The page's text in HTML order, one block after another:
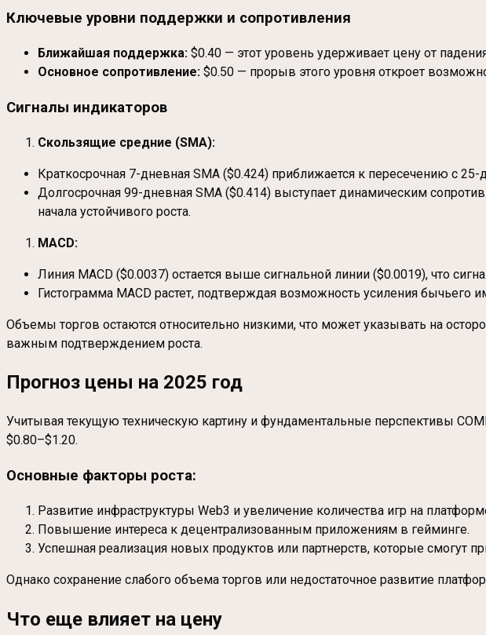
Ключевые уровни поддержки и сопротивления
Ближайшая поддержка: $0.40 — этот уровень удерживает цену от
Основное сопротивление: $0.50 — прорыв этого уровня откроет
Сигналы индикаторов
Скользящие средние (SMA):
Краткосрочная 7-дневная SMA ($0.424) приближается к пересечению с
Долгосрочная 99-дневная SMA ($0.414) выступает динамическим
начала устойчивого роста.
MACD:
Линия MACD ($0.0037) остается выше сигнальной линии ($0.0019), что
Гистограмма MACD растет, подтверждая возможность усиления бычьего
Объемы торгов остаются относительно низкими, что может указывать на
важным подтверждением роста.
Прогноз цены на 2025 год
Учитывая текущую техническую картину и фундаментальные перспективы
$0.80–$1.20.
Основные факторы роста:
Развитие инфраструктуры Web3 и увеличение количества игр на
Повышение интереса к децентрализованным приложениям в гейминге.
Успешная реализация новых продуктов или партнерств, которые смогут
Однако сохранение слабого объема торгов или недостаточное развитие
Что еще влияет на цену